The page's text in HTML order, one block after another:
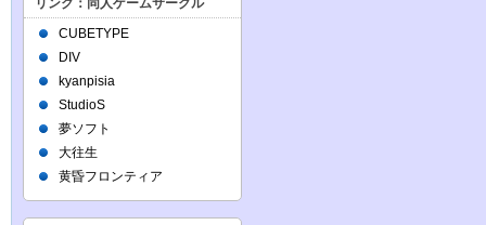
リンク：同人ゲームサークル
CUBETYPE
DIV
kyanpisia
StudioS
夢ソフト
大往生
黄昏フロンティア